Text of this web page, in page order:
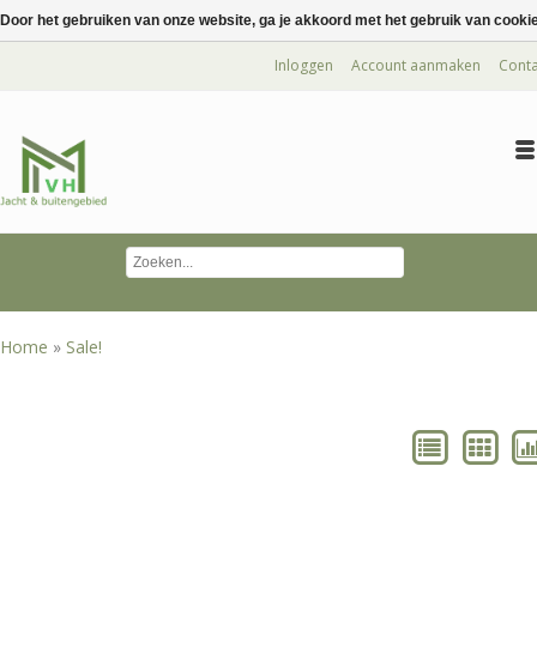
Inloggen Account aanmaken
Home » Sale!
Door het gebruiken van onze website, ga je akkoord met het gebruik van